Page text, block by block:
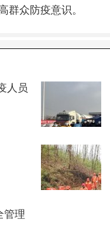
群众防疫意识。
人员
管理